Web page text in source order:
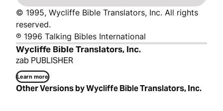
© 1995, Wycliffe Bible Translators, Inc. All rights
reserved.
℗ 1996 Talking Bibles International
Wycliffe Bible Translators, Inc.
zab PUBLISHER
Learn more
Other Versions by Wycliffe Bible Translators, Inc.